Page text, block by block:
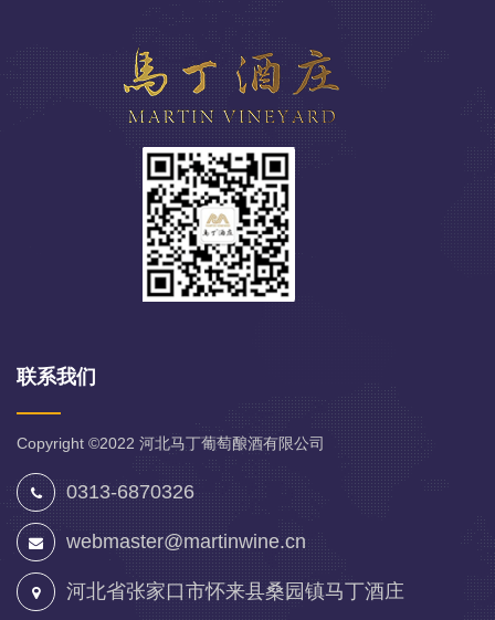
联系我们
Copyright ©2022 河北马丁葡萄酿酒有限公司
0313-6870326
webmaster@martinwine.cn
河北省张家口市怀来县桑园镇马丁酒庄